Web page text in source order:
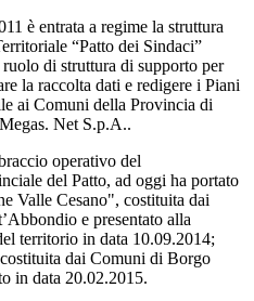
è entrata a regime la struttura
“Patto dei Sindaci”
di struttura di supporto per
la raccolta dati e redigere i Piani
ai Comuni della Provincia di
Net S.p.A..
operativo del
del Patto, ad oggi ha portato
Valle Cesano", costituita dai
e presentato alla
territorio in data 10.09.2014;
dai Comuni di Borgo
in data 20.02.2015.